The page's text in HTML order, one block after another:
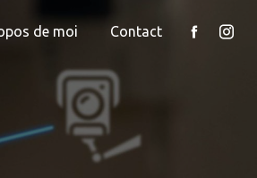
de moi Contact